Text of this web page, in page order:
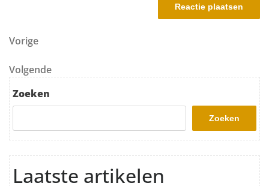
Berichtnavigatie
Vorig bericht
Vorige
Volgend bericht
Volgende
Zoeken
Zoeken
Laatste artikelen